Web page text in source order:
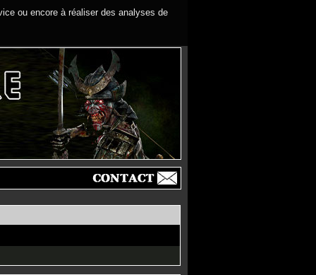
ou encore à réaliser des analyses de